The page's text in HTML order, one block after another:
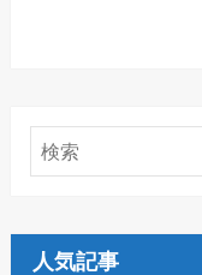
人気記事